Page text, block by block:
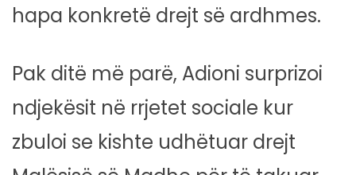
hapa konkretë drejt së ardhmes.
Pak ditë më parë, Adioni surprizoi
ndjekësit në rrjetet sociale kur
zbuloi se kishte udhëtuar drejt